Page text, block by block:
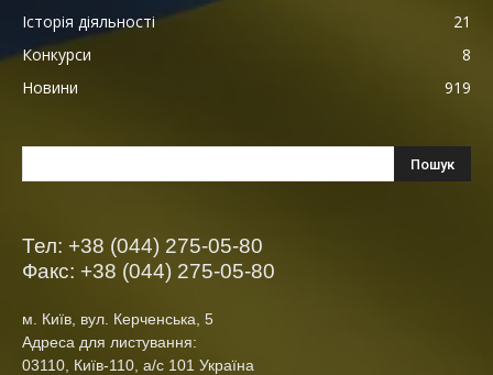
Історія діяльності
21
Конкурси
8
Новини
919
Тел: +38 (044) 275-05-80
Факс: +38 (044) 275-05-80
м. Київ, вул. Керченська, 5
Адреса для листування:
03110, Київ-110, а/с 101 Україна